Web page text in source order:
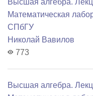
Высшая алгебра.
Математичеcкая
СПбГУ
Николай Вавилов
773
Высшая алгебра.